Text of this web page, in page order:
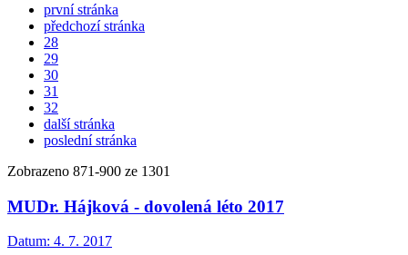
první stránka
předchozí stránka
28
29
30
31
32
další stránka
poslední stránka
Zobrazeno 871-900 ze 1301
MUDr. Hájková - dovolená léto 2017
Datum: 4. 7. 2017